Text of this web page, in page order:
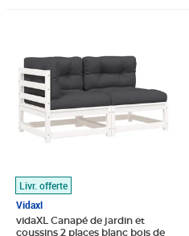
Livr. offerte
Vidaxl
vidaXL Canapé de jardin et
coussins 2 places blanc bois de